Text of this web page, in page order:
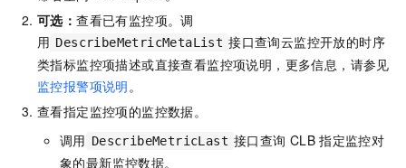
可选：查看已有监控项。调
用 DescribeMetricMetaList 接口查询云监控开放的时序
类指标监控项描述或直接查看监控项说明，更多信息，请参见
监控报警项说明。
查看指定监控项的监控数据。
调用 DescribeMetricLast 接口查询 CLB 指定监控对
象的最新监控数据。